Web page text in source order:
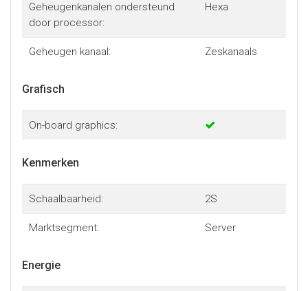
Geheugenkanalen ondersteund
door processor:
Hexa
Geheugen kanaal: Zeskanaals
Grafisch
On-board graphics:
Kenmerken
Schaalbaarheid: 2S
Marktsegment: Server
Energie